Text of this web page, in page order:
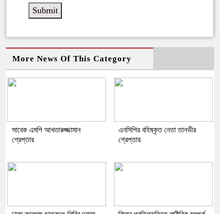
More News Of This Category
সাবেক এমপি আখতারুজ্জামান
গ্রেপ্তার
এনসিপির বহিষ্কৃত নেতা তানভীর
গ্রেপ্তার